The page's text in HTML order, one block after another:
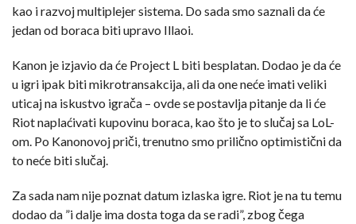
kao i razvoj multiplejer sistema. Do sada smo saznali da će
jedan od boraca biti upravo Illaoi.
Kanon je izjavio da će Project L biti besplatan. Dodao je da će
u igri ipak biti mikrotransakcija, ali da one neće imati veliki
uticaj na iskustvo igrača – ovde se postavlja pitanje da li će
Riot naplaćivati kupovinu boraca, kao što je to slučaj sa LoL-
om. Po Kanonovoj priči, trenutno smo prilično optimistični da
to neće biti slučaj.
Za sada nam nije poznat datum izlaska igre. Riot je na tu temu
dodao da ”i dalje ima dosta toga da se radi”, zbog čega